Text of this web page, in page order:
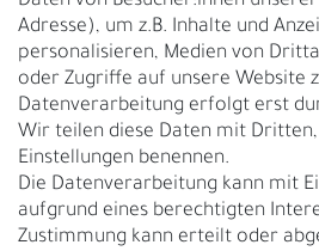
UNTERNEHMEN
Nachhaltigkeit
Kontakt
Über uns
Rückgabe
Gürtelgröße messen
Garantie
Adresse), um z.B. Inhalte und
personalisieren, Medien von
oder Zugriffe auf unsere Website
Datenverarbeitung erfolgt erst
Wir teilen diese Daten mit
Einstellungen benennen.
Die Datenverarbeitung kann mit
aufgrund eines berechtigten
Zustimmung kann erteilt oder